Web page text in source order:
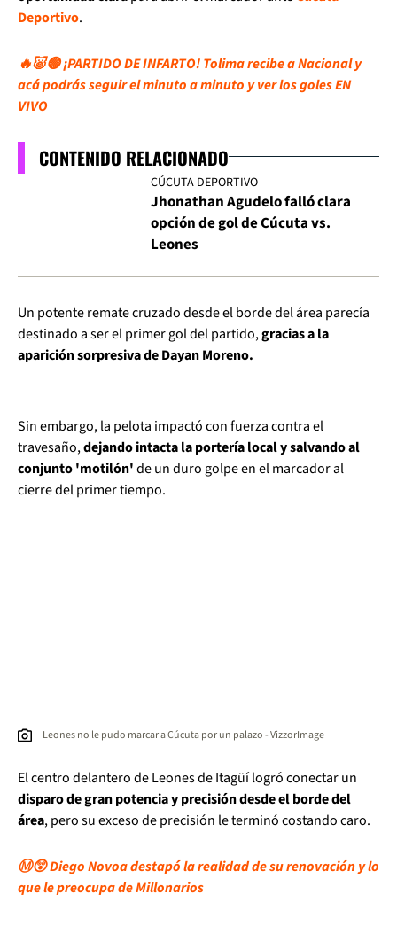
Deportivo.
🔥🐷🟢 ¡PARTIDO DE INFARTO! Tolima recibe a Nacional y
acá podrás seguir el minuto a minuto y ver los goles EN
VIVO
CONTENIDO RELACIONADO
CÚCUTA DEPORTIVO
Jhonathan Agudelo falló clara
opción de gol de Cúcuta vs.
Leones
Un potente remate cruzado desde el borde del área parecía
destinado a ser el primer gol del partido,gracias a la
aparición sorpresiva de Dayan Moreno.
Sin embargo, la pelota impactó con fuerza contra el
travesaño,dejando intacta la portería local y salvando al
conjunto 'motilón'de un duro golpe en el marcador al
cierre del primer tiempo.
Leones no le pudo marcar a Cúcuta por un palazo - VizzorImage
El centro delantero de Leones de Itagüí logró conectar un
disparo de gran potencia y precisión desde el borde del
área, pero su exceso de precisión le terminó costando caro.
Ⓜ️😲 Diego Novoa destapó la realidad de su renovación y lo
que le preocupa de Millonarios